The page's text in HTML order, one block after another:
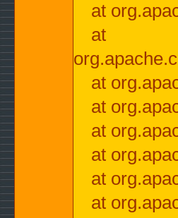
at
at
at
at
at
at
at
at